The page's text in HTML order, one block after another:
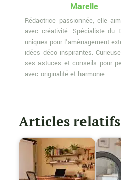
Marelle
Rédactrice passionnée, elle
avec créativité. Spécialiste du
uniques pour l'aménagement
idées déco inspirantes.
ses astuces et conseils pour
avec originalité et harmonie.
Articles